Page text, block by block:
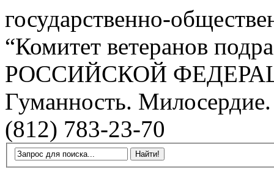
государственно-
“Комитет ветеранов
РОССИЙСКОЙ
Гуманность.
(812) 783-23-70